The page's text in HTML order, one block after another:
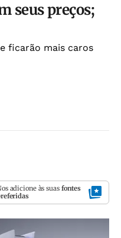
seus preços;
ficarão mais caros
adicione às suas fontes